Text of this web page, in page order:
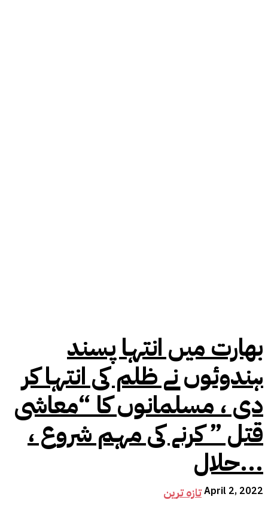
بھارت میں انتہا پسند
ہندوئوں نے ظلم کی انتہا کر
دی ، مسلمانوں کا “معاشی
قتل ” کرنے کی مہم شروع ،
حلال...
تازہ ترینApril 2, 2022